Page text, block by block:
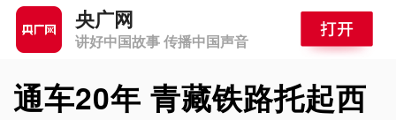
央广网
讲好中国故事 传播中国声音
通车20年 青藏铁路托起西